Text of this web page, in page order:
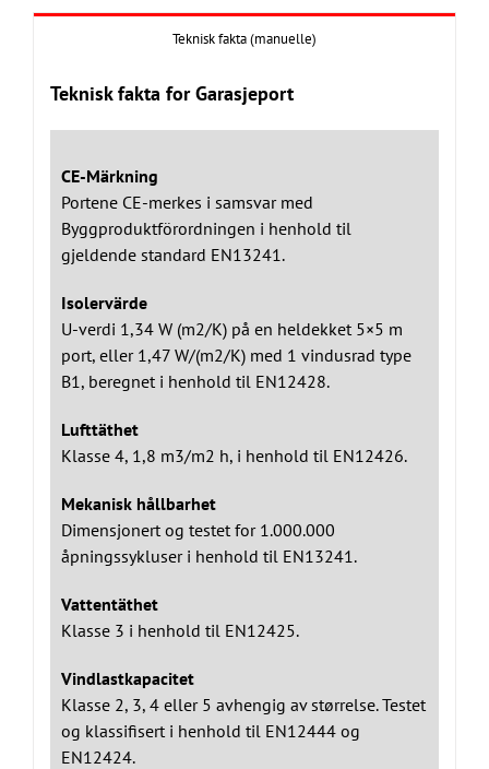
Teknisk fakta (manuelle)
Teknisk fakta for Garasjeport
CE-Märkning
Portene CE-merkes i samsvar med
Byggproduktförordningen i henhold til
gjeldende standard EN13241.
Isolervärde
U-verdi 1,34 W (m2/K) på en heldekket 5×5 m
port, eller 1,47 W/(m2/K) med 1 vindusrad type
B1, beregnet i henhold til EN12428.
Lufttäthet
Klasse 4, 1,8 m3/m2 h, i henhold til EN12426.
Mekanisk hållbarhet
Dimensjonert og testet for 1.000.000
åpningssykluser i henhold til EN13241.
Vattentäthet
Klasse 3 i henhold til EN12425.
Vindlastkapacitet
Klasse 2, 3, 4 eller 5 avhengig av størrelse. Testet
og klassifisert i henhold til EN12444 og
EN12424.